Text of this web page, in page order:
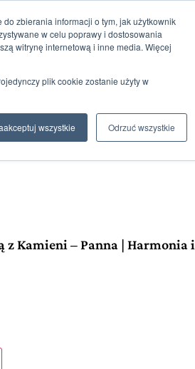
zbierania informacji o tym, jak użytkownik
w celu poprawy i dostosowania
witrynę internetową i inne media. Więcej
plik cookie zostanie użyty w
wszystkie Odrzuć wszystkie
z Kamieni – Panna | Harmonia i